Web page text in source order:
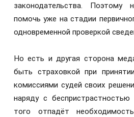
законодательства. Поэтому
помочь уже на стадии
одновременной проверкой
Но есть и другая сторона
быть страховкой при
комиссиями судей своих
наряду с
того отпадёт